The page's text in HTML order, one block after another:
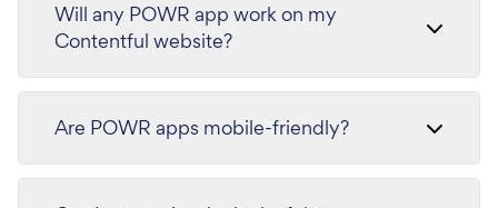
Will any POWR app work on my
Contentful website?
Are POWR apps mobile-friendly?